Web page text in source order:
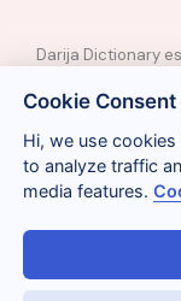
Darija Dictionary
📲Réseaux sociaux
🤝🏼Proposer des
Cookie Consent
Hi, we use
to analyze traffic
media features.